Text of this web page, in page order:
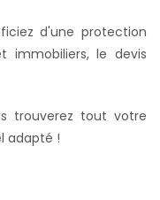
d'une protection
immobiliers, le devis
trouverez tout votre
adapté !